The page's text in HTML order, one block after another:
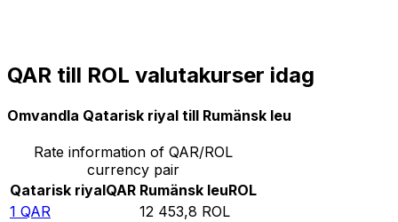
QAR till ROL valutakurser idag
Omvandla Qatarisk riyal till Rumänsk leu
Rate information of QAR/ROL
currency pair
Qatarisk riyalQAR Rumänsk leuROL
1 QAR 12 453,8 ROL